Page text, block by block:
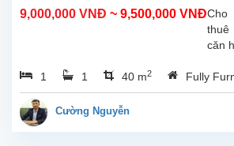
9,000,000 VNĐ ~ 9,500,000 VNĐCho
thuê
căn
mới
sáng
1 1 40 m2 Fully
Cường Nguyễn